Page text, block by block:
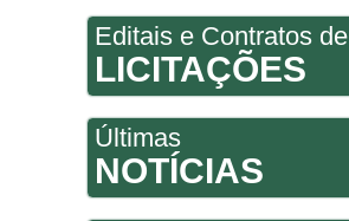
Editais e Contratos de
LICITAÇÕES
Últimas
NOTÍCIAS